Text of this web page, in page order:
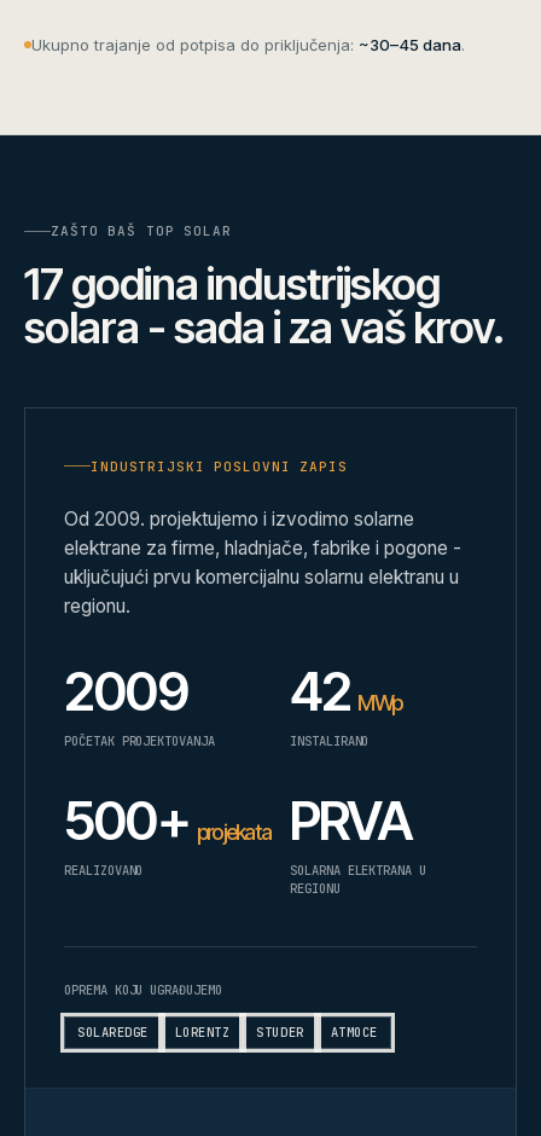
Ukupno trajanje od potpisa do priključenja: ~30–45 dana.
ZAŠTO BAŠ TOP SOLAR
17 godina industrijskog
solara - sada i za vaš krov.
INDUSTRIJSKI POSLOVNI ZAPIS
Od 2009. projektujemo i izvodimo solarne
elektrane za firme, hladnjače, fabrike i pogone -
uključujući prvu komercijalnu solarnu elektranu u
regionu.
2009
POČETAK PROJEKTOVANJA
42 MWp
INSTALIRANO
500+ projekata
REALIZOVANO
PRVA
SOLARNA ELEKTRANA U
REGIONU
OPREMA KOJU UGRAĐUJEMO
SOLAREDGE LORENTZ STUDER ATMOCE